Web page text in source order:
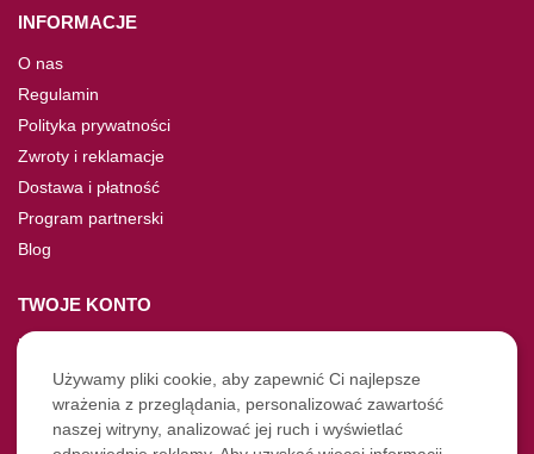
INFORMACJE
O nas
Regulamin
Polityka prywatności
Zwroty i reklamacje
Dostawa i płatność
Program partnerski
Blog
TWOJE KONTO
Moje konto
Nie pamiętasz hasła?
Twoje zamówienia
Używamy pliki cookie, aby zapewnić Ci najlepsze
wrażenia z przeglądania, personalizować zawartość
naszej witryny, analizować jej ruch i wyświetlać